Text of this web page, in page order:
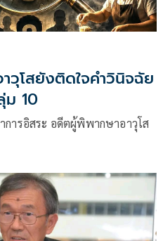
โสยังติดใจคำวินิจฉัย
10
การอิสระ อดีตผู้พิพากษาอาวุโส